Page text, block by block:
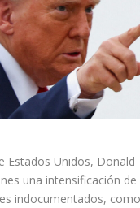
Estados Unidos, Donald
una intensificación de
indocumentados,